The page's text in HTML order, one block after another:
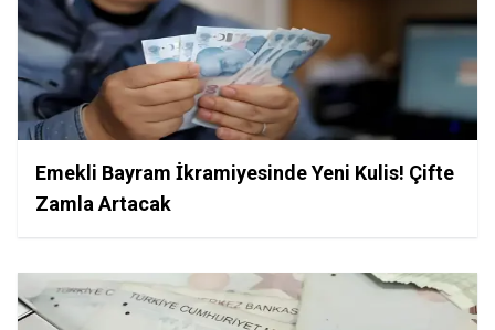
Emekli Bayram İkramiyesinde Yeni Kulis! Çifte
Zamla Artacak